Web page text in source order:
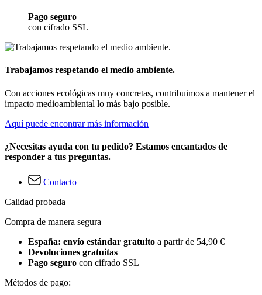
Pago seguro
con cifrado SSL
Trabajamos respetando el medio ambiente.
Con acciones ecológicas muy concretas, contribuimos a mantener el
impacto medioambiental lo más bajo posible.
Aquí puede encontrar más información
¿Necesitas ayuda con tu pedido? Estamos encantados de
responder a tus preguntas.
Contacto
Calidad probada
Compra de manera segura
España: envío estándar gratuito a partir de 54,90 €
Devoluciones gratuitas
Pago seguro con cifrado SSL
Métodos de pago: